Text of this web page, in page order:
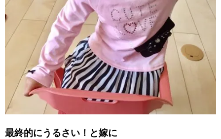
最終的にうるさい！と嫁に